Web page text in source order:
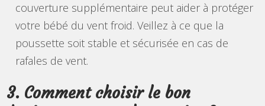
couverture supplémentaire peut aider à protéger
votre bébé du vent froid. Veillez à ce que la
poussette soit stable et sécurisée en cas de
rafales de vent.
3. Comment choisir le bon